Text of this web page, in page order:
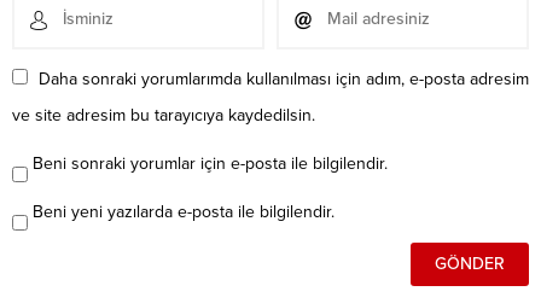
Daha sonraki yorumlarımda kullanılması için adım, e-posta adresim
ve site adresim bu tarayıcıya kaydedilsin.
Beni sonraki yorumlar için e-posta ile bilgilendir.
Beni yeni yazılarda e-posta ile bilgilendir.